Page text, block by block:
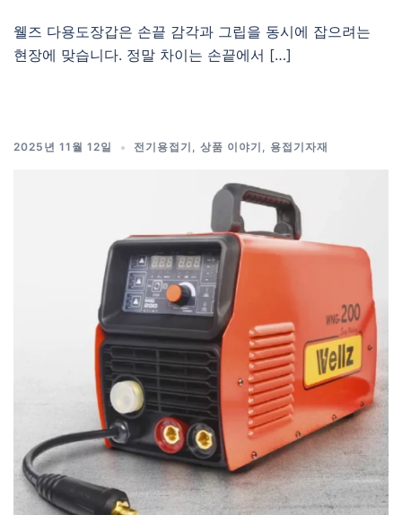
웰즈 다용도장갑은 손끝 감각과 그립을 동시에 잡으려는
현장에 맞습니다. 정말 차이는 손끝에서 […]
2025년 11월 12일 전기용접기 , 상품 이야기 , 용접기자재